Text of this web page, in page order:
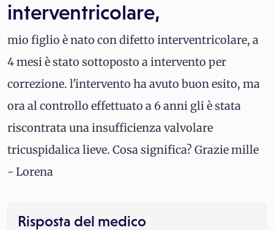
interventricolare,
mio figlio è nato con difetto interventricolare, a
4 mesi è stato sottoposto a intervento per
correzione. l'intervento ha avuto buon esito, ma
ora al controllo effettuato a 6 anni gli è stata
riscontrata una insufficienza valvolare
tricuspidalica lieve. Cosa significa? Grazie mille
- Lorena
Risposta del medico